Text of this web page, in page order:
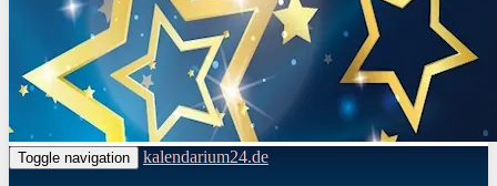
Toggle navigation kalendarium24.de